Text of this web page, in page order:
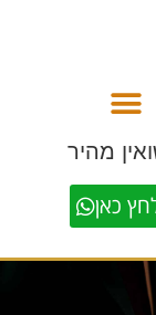
מהיר
כאן